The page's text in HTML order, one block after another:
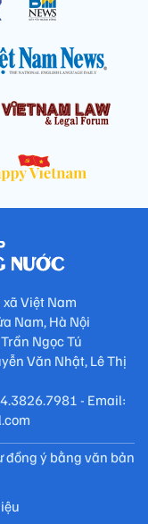
Việt Nam
Nam, Hà Nội
Ngọc Tú
Văn Nhật, Lê Thị
- Email:
đồng ý bằng văn bản